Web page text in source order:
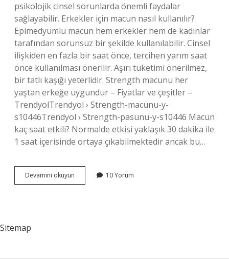
psikolojik cinsel sorunlarda önemli faydalar
sağlayabilir. Erkekler için macun nasıl kullanılır?
Epimedyumlu macun hem erkekler hem de kadınlar
tarafından sorunsuz bir şekilde kullanılabilir. Cinsel
ilişkiden en fazla bir saat önce, tercihen yarım saat
önce kullanılması önerilir. Aşırı tüketimi önerilmez,
bir tatlı kaşığı yeterlidir. Strength macunu her
yaştan erkeğe uygundur – Fiyatlar ve çeşitler –
TrendyolTrendyol › Strength-macunu-y-
s10446Trendyol › Strength-pasunu-y-s10446 Macun
kaç saat etkili? Normalde etkisi yaklaşık 30 dakika ile
1 saat içerisinde ortaya çıkabilmektedir ancak bu…
Devamını okuyun
Macun
10 Yorum
Sitemap